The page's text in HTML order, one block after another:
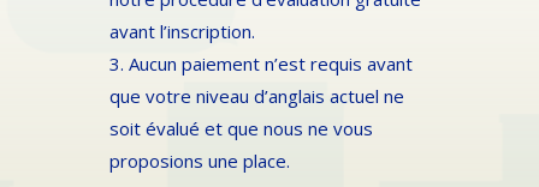
avant l’inscription.
3. Aucun paiement n’est requis avant
que votre niveau d’anglais actuel ne
soit évalué et que nous ne vous
proposions une place.